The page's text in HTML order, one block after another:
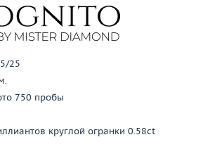
все
25
750 пробы
круглой огранки 0.58ct